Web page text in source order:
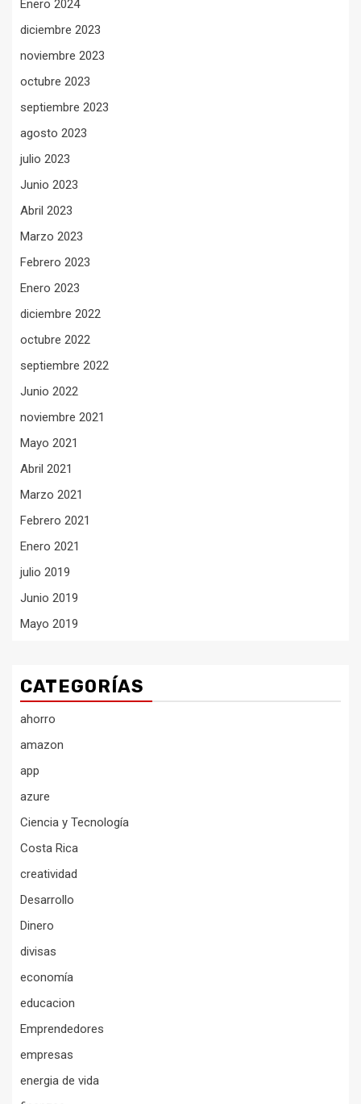
Enero 2024
diciembre 2023
noviembre 2023
octubre 2023
septiembre 2023
agosto 2023
julio 2023
Junio 2023
Abril 2023
Marzo 2023
Febrero 2023
Enero 2023
diciembre 2022
octubre 2022
septiembre 2022
Junio 2022
noviembre 2021
Mayo 2021
Abril 2021
Marzo 2021
Febrero 2021
Enero 2021
julio 2019
Junio 2019
Mayo 2019
CATEGORÍAS
ahorro
amazon
app
azure
Ciencia y Tecnología
Costa Rica
creatividad
Desarrollo
Dinero
divisas
economía
educacion
Emprendedores
empresas
energia de vida